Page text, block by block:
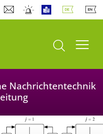
Suche öffnen
Nachrichtentechnik
Wuppertal